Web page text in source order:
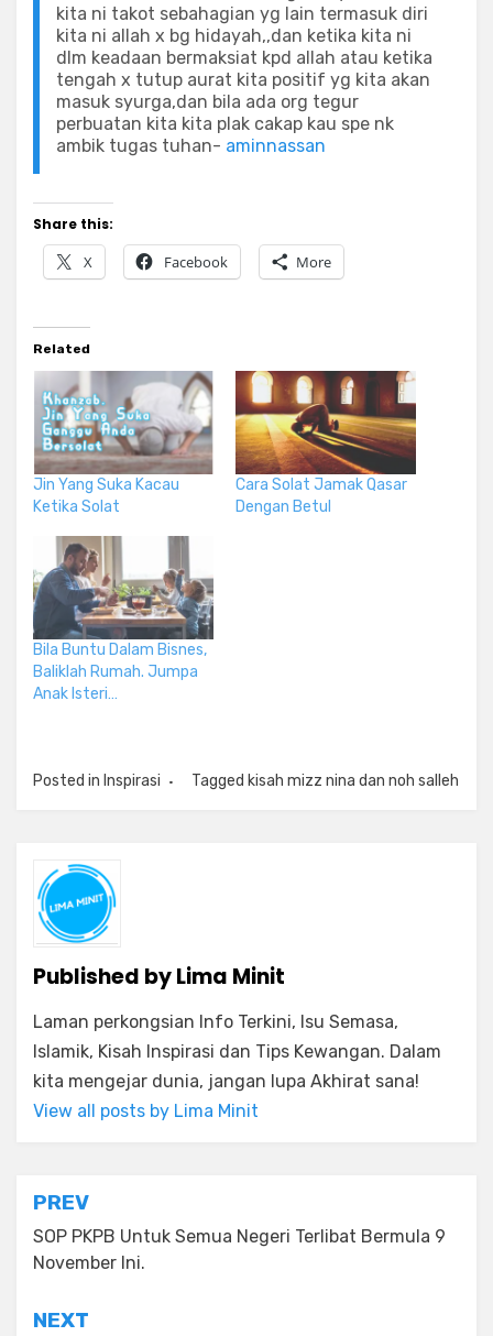
kita ni takot sebahagian yg lain termasuk diri
kita ni allah x bg hidayah,,dan ketika kita ni
dlm keadaan bermaksiat kpd allah atau ketika
tengah x tutup aurat kita positif yg kita akan
masuk syurga,dan bila ada org tegur
perbuatan kita kita plak cakap kau spe nk
ambik tugas tuhan- aminnassan
Share this:
X Facebook More
Related
Jin Yang Suka Kacau
Ketika Solat
Cara Solat Jamak Qasar
Dengan Betul
Bila Buntu Dalam Bisnes,
Baliklah Rumah. Jumpa
Anak Isteri…
Posted in Inspirasi Tagged kisah mizz nina dan noh salleh
Published byLima Minit
Laman perkongsian Info Terkini, Isu Semasa,
Islamik, Kisah Inspirasi dan Tips Kewangan. Dalam
kita mengejar dunia, jangan lupa Akhirat sana!
View all posts by Lima Minit
Post
navigation
PREV
SOP PKPB Untuk Semua Negeri Terlibat Bermula 9
November Ini.
NEXT